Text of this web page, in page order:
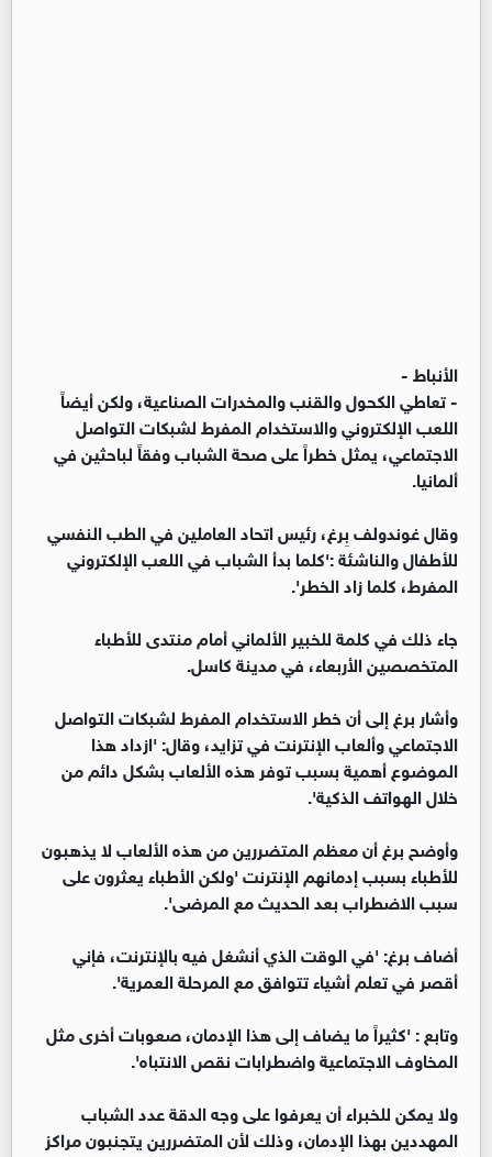
الأنباط -
- تعاطي الكحول والقنب والمخدرات الصناعية، ولكن أيضاً
اللعب الإلكتروني والاستخدام المفرط لشبكات التواصل
الاجتماعي، يمثل خطراً على صحة الشباب وفقاً لباحثين في
ألمانيا.
وقال غوندولف بِرغ، رئيس اتحاد العاملين في الطب النفسي
للأطفال والناشئة :'كلما بدأ الشباب في اللعب الإلكتروني
المفرط، كلما زاد الخطر'.
جاء ذلك في كلمة للخبير الألماني أمام منتدى للأطباء
المتخصصين الأربعاء، في مدينة كاسل.
وأشار برغ إلى أن خطر الاستخدام المفرط لشبكات التواصل
الاجتماعي وألعاب الإنترنت في تزايد، وقال: 'ازداد هذا
الموضوع أهمية بسبب توفر هذه الألعاب بشكل دائم من
خلال الهواتف الذكية'.
وأوضح برغ أن معظم المتضررين من هذه الألعاب لا يذهبون
للأطباء بسبب إدمانهم الإنترنت 'ولكن الأطباء يعثرون على
سبب الاضطراب بعد الحديث مع المرضى'.
أضاف برغ: 'في الوقت الذي أنشغل فيه بالإنترنت، فإني
أقصر في تعلم أشياء تتوافق مع المرحلة العمرية'.
وتابع : 'كثيراً ما يضاف إلى هذا الإدمان، صعوبات أخرى مثل
المخاوف الاجتماعية واضطرابات نقص الانتباه'.
ولا يمكن للخبراء أن يعرفوا على وجه الدقة عدد الشباب
المهددين بهذا الإدمان، وذلك لأن المتضررين يتجنبون مراكز